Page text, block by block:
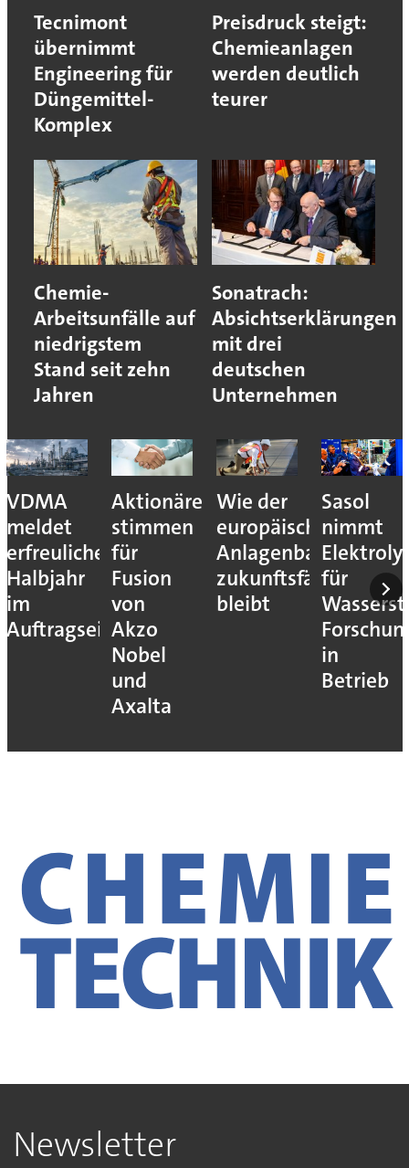
Tecnimont
übernimmt
Engineering für
Düngemittel-
Komplex
Preisdruck steigt:
Chemieanlagen
werden deutlich
teurer
Chemie-
Arbeitsunfälle auf
niedrigstem
Stand seit zehn
Jahren
Sonatrach:
Absichtserklärungen
mit drei
deutschen
Unternehmen
VDMA
meldet
erfreuliches
Halbjahr
im
Auftragseingang
Aktionäre
stimmen
für
Fusion
von
Akzo
Nobel
und
Axalta
Wie der
europäische
Anlagenbau
zukunftsfähig
bleibt
Sasol
nimmt
für
in
Betrieb
Newsletter